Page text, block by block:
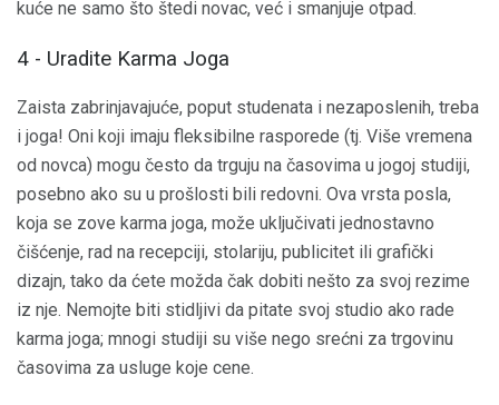
kuće ne samo što štedi novac, već i smanjuje otpad.
4 - Uradite Karma Joga
Zaista zabrinjavajuće, poput studenata i nezaposlenih, treba
i joga! Oni koji imaju fleksibilne rasporede (tj. Više vremena
od novca) mogu često da trguju na časovima u jogoj studiji,
posebno ako su u prošlosti bili redovni. Ova vrsta posla,
koja se zove karma joga, može uključivati ​​jednostavno
čišćenje, rad na recepciji, stolariju, publicitet ili grafički
dizajn, tako da ćete možda čak dobiti nešto za svoj rezime
iz nje. Nemojte biti stidljivi da pitate svoj studio ako rade
karma joga; mnogi studiji su više nego srećni za trgovinu
časovima za usluge koje cene.